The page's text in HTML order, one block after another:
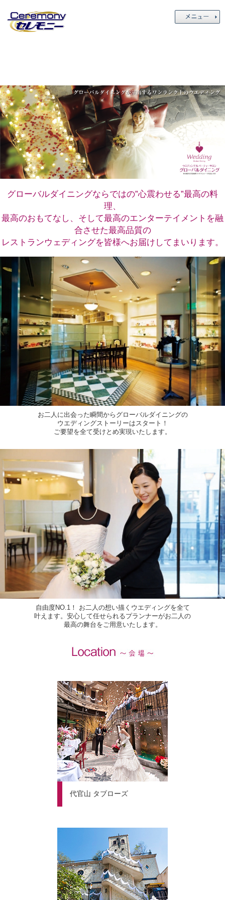
グローバルダイニングならではの”心震わせる”最高の料
理、
最高のおもてなし、そして最高のエンターテイメントを融
合させた最高品質の
レストランウェディングを皆様へお届けしてまいります。
お二人に出会った瞬間からグローバルダイニングの
ウエディングストーリーはスタート！
ご要望を全て受けとめ実現いたします。
自由度NO.1！ お二人の想い描くウエディングを全て
叶えます。安心して任せられるプランナーがお二人の
最高の舞台をご用意いたします。
代官山 タブローズ